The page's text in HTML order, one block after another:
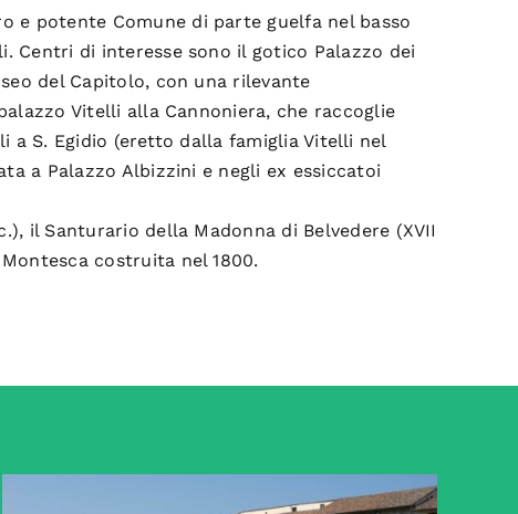
e potente Comune di parte guelfa nel basso
Centri di interesse sono il gotico Palazzo dei
del Capitolo, con una rilevante
Vitelli alla Cannoniera, che raccoglie
S. Egidio (eretto dalla famiglia Vitelli nel
a Palazzo Albizzini e negli ex essiccatoi
il Santurario della Madonna di Belvedere (XVII
costruita nel 1800.